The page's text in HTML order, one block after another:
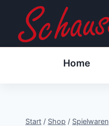
springen
Home
Start / Shop / Spielwaren